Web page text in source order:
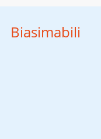
Biasimabili